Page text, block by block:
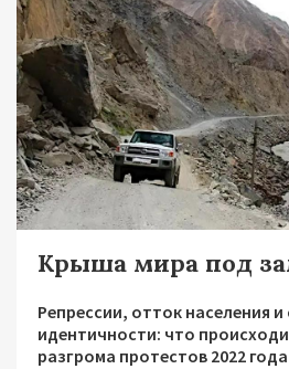
Крыша мира под
Репрессии, отток населения
идентичности: что
разгрома протестов 2022 года